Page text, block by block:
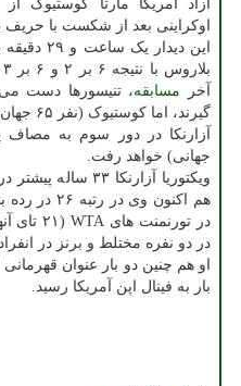
آزاد آمریکا مارتا کوستیوک
اوکراینی بعد از شکست با
این دیدار
آخر مسابقه، تنیسورها دست
گیرند، اما کوستیوک (نفر ۶۵ جهان) از انجام این کار خودداری کرد.
جهانی) خواهد رفت.
ویکتوریا آزارنکا
در دو نفره مختلط و برنز در
او هم چنین دو بار عنوان
بار به فینال اپن آمریکا رسید.